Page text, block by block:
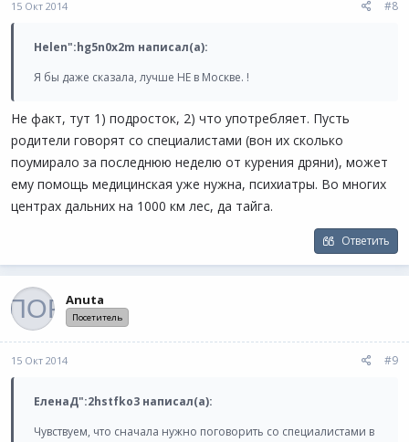
15 Окт 2014 #8
Helen":hg5n0x2m написал(а):
Я бы даже сказала, лучше НЕ в Москве. !
Не факт, тут 1) подросток, 2) что употребляет. Пусть
родители говорят со специалистами (вон их сколько
поумирало за последнюю неделю от курения дряни), может
ему помощь медицинская уже нужна, психиатры. Во многих
центрах дальних на 1000 км лес, да тайга.
Ответить
Anuta
Посетитель
15 Окт 2014 #9
ЕленаД":2hstfko3 написал(а):
Чувствуем, что сначала нужно поговорить со специалистами в